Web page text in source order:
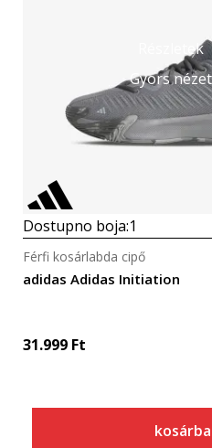
Részletek
Gyors nézet
Dostupno boja:1
adidas Adidas Initiation
Férfi kosárlabda cipő
31.999 Ft
kosárba